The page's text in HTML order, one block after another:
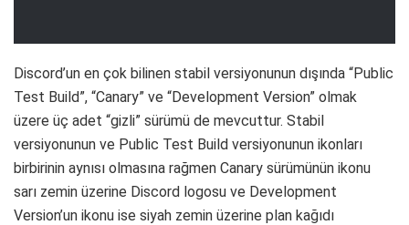
Discord’un en çok bilinen stabil versiyonunun dışında “Public
Test Build”, “Canary” ve “Development Version” olmak
üzere üç adet “gizli” sürümü de mevcuttur. Stabil
versiyonunun ve Public Test Build versiyonunun ikonları
birbirinin aynısı olmasına rağmen Canary sürümünün ikonu
sarı zemin üzerine Discord logosu ve Development
Version’un ikonu ise siyah zemin üzerine plan kağıdı